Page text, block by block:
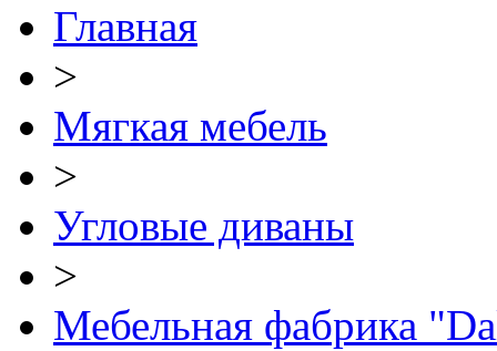
Главная
>
Мягкая мебель
>
Угловые диваны
>
Мебельная фабрика